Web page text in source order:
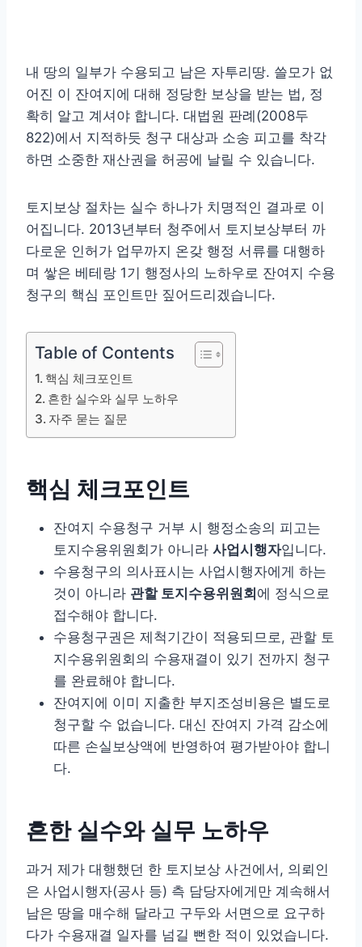
내 땅의 일부가 수용되고 남은 자투리땅. 쓸모가 없
어진 이 잔여지에 대해 정당한 보상을 받는 법, 정
확히 알고 계셔야 합니다. 대법원 판례(2008두
822)에서 지적하듯 청구 대상과 소송 피고를 착각
하면 소중한 재산권을 허공에 날릴 수 있습니다.
토지보상 절차는 실수 하나가 치명적인 결과로 이
어집니다. 2013년부터 청주에서 토지보상부터 까
다로운 인허가 업무까지 온갖 행정 서류를 대행하
며 쌓은 베테랑 1기 행정사의 노하우로 잔여지 수용
청구의 핵심 포인트만 짚어드리겠습니다.
Table of Contents
핵심 체크포인트
흔한 실수와 실무 노하우
자주 묻는 질문
핵심 체크포인트
잔여지 수용청구 거부 시 행정소송의 피고는
토지수용위원회가 아니라 사업시행자입니다.
수용청구의 의사표시는 사업시행자에게 하는
것이 아니라 관할 토지수용위원회에 정식으로
접수해야 합니다.
수용청구권은 제척기간이 적용되므로, 관할 토
지수용위원회의 수용재결이 있기 전까지 청구
를 완료해야 합니다.
잔여지에 이미 지출한 부지조성비용은 별도로
청구할 수 없습니다. 대신 잔여지 가격 감소에
따른 손실보상액에 반영하여 평가받아야 합니
다.
흔한 실수와 실무 노하우
과거 제가 대행했던 한 토지보상 사건에서, 의뢰인
은 사업시행자(공사 등) 측 담당자에게만 계속해서
남은 땅을 매수해 달라고 구두와 서면으로 요구하
다가 수용재결 일자를 넘길 뻔한 적이 있었습니다.